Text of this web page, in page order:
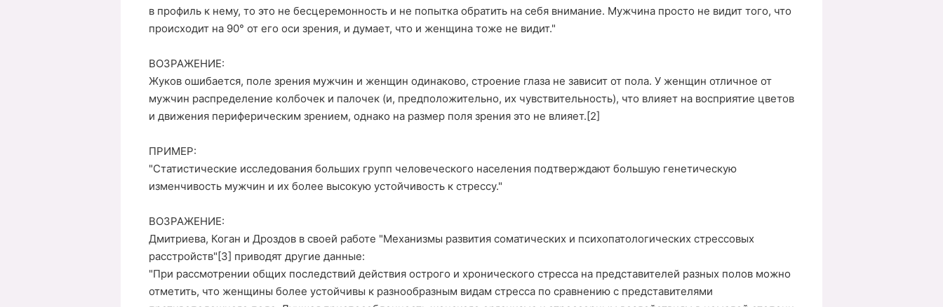
в профиль к нему, то это не бесцеремонность и не попытка обратить на себя внимание. Мужчина просто не видит того, что
происходит на 90° от его оси зрения, и думает, что и женщина тоже не видит."
ВОЗРАЖЕНИЕ:
Жуков ошибается, поле зрения мужчин и женщин одинаково, строение глаза не зависит от пола. У женщин отличное от
мужчин распределение колбочек и палочек (и, предположительно, их чувствительность), что влияет на восприятие цветов
и движения периферическим зрением, однако на размер поля зрения это не влияет.[2]
ПРИМЕР:
"Статистические исследования больших групп человеческого населения подтверждают большую генетическую
изменчивость мужчин и их более высокую устойчивость к стрессу."
ВОЗРАЖЕНИЕ:
Дмитриева, Коган и Дроздов в своей работе "Механизмы развития соматических и психопатологических стрессовых
расстройств"[3] приводят другие данные:
"При рассмотрении общих последствий действия острого и хронического стресса на представителей разных полов можно
отметить, что женщины более устойчивы к разнообразным видам стресса по сравнению с представителями